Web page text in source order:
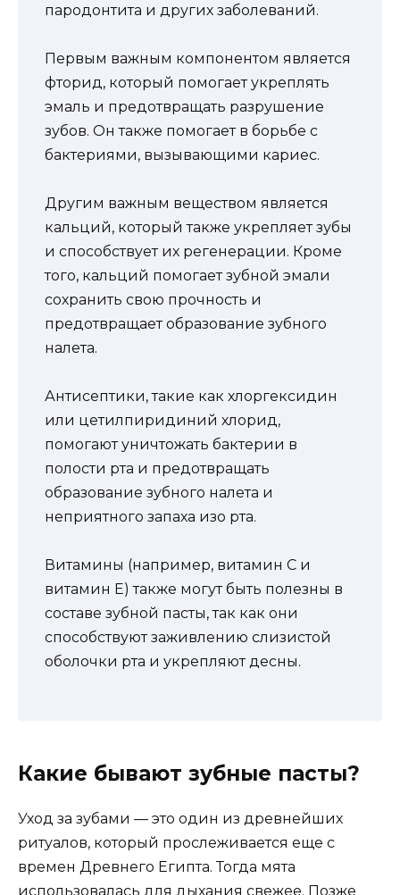
пародонтита и других заболеваний.
Первым важным компонентом является
фторид, который помогает укреплять
эмаль и предотвращать разрушение
зубов. Он также помогает в борьбе с
бактериями, вызывающими кариес.
Другим важным веществом является
кальций, который также укрепляет зубы
и способствует их регенерации. Кроме
того, кальций помогает зубной эмали
сохранить свою прочность и
предотвращает образование зубного
налета.
Антисептики, такие как хлоргексидин
или цетилпиридиний хлорид,
помогают уничтожать бактерии в
полости рта и предотвращать
образование зубного налета и
неприятного запаха изо рта.
Витамины (например, витамин С и
витамин Е) также могут быть полезны в
составе зубной пасты, так как они
способствуют заживлению слизистой
оболочки рта и укрепляют десны.
Какие бывают зубные пасты?
Уход за зубами — это один из древнейших
ритуалов, который прослеживается еще с
времен Древнего Египта. Тогда мята
использовалась для дыхания свежее. Позже